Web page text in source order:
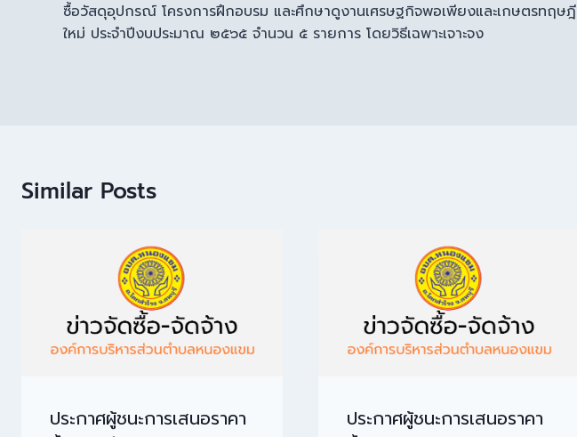
ซื้อวัสดุอุปกรณ์ โครงการฝึกอบรม และศึกษาดูงานเศรษฐกิจพอเพียงและเกษตรทฤษฎี
ใหม่ ประจำปีงบประมาณ ๒๕๖๕ จำนวน ๕ รายการ โดยวิธีเฉพาะเจาะจง
Similar Posts
ประกาศผู้ชนะการเสนอราคา
ประกาศผู้ชนะการเสนอราคา